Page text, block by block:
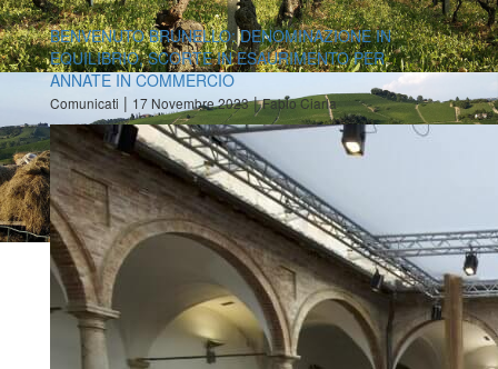
BENVENUTO BRUNELLO: DENOMINAZIONE IN
EQUILIBRIO, SCORTE IN ESAURIMENTO PER
ANNATE IN COMMERCIO
Comunicati | 17 Novembre 2023|Fabio Ciarla